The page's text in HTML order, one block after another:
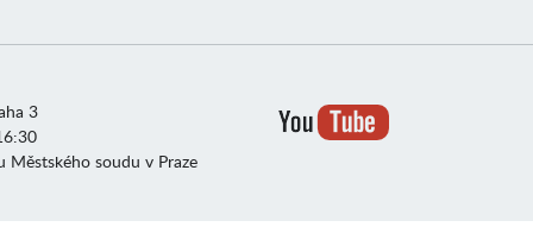
3
Městského soudu v Praze